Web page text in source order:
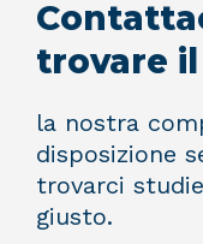
trovare
la nostra
disposizione
trovarci
giusto.